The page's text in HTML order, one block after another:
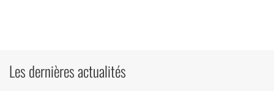
Les dernières actualités